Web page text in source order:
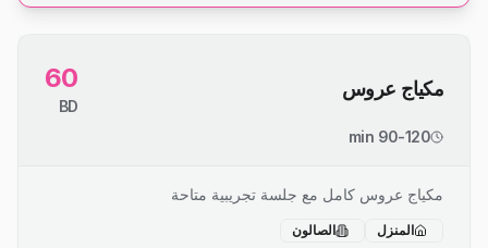
مكياج عروس 60
BD
90-120 min
مكياج عروس كامل مع جلسة تجريبية متاحة
المنزل الصالون